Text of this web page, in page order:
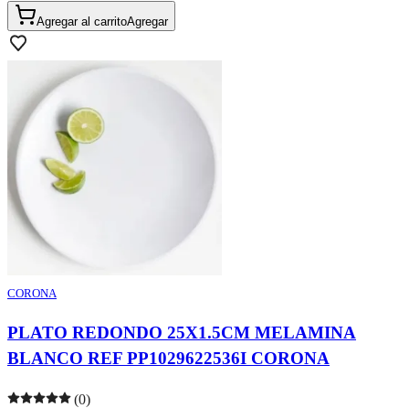
Agregar al carritoAgregar
CORONA
PLATO REDONDO 25X1.5CM MELAMINA
BLANCO REF PP1029622536I CORONA
(0)